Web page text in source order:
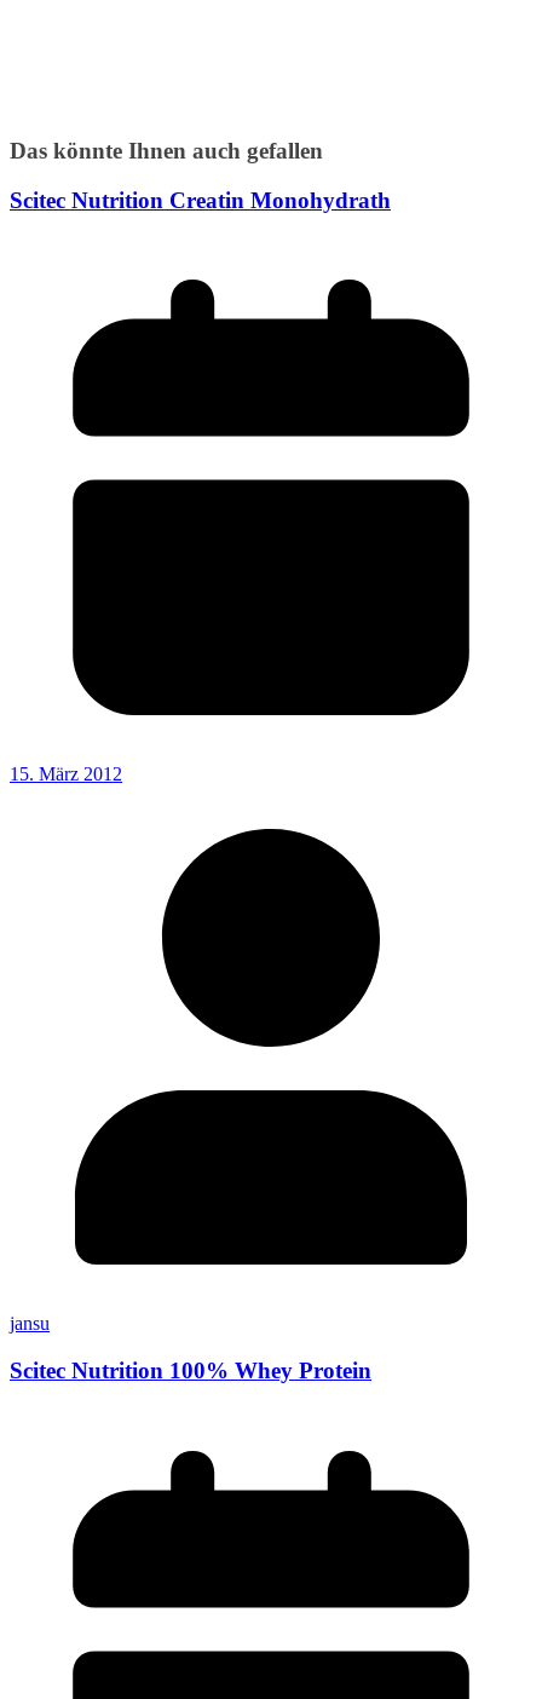
Das könnte Ihnen auch gefallen
Scitec Nutrition Creatin Monohydrath
15. März 2012
jansu
Scitec Nutrition 100% Whey Protein